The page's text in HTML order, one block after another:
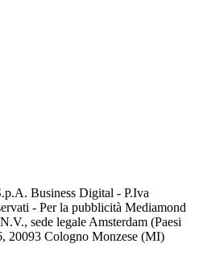
Business Digital - P.Iva
- Per la pubblicità Mediamond
sede legale Amsterdam (Paesi
20093 Cologno Monzese (MI)